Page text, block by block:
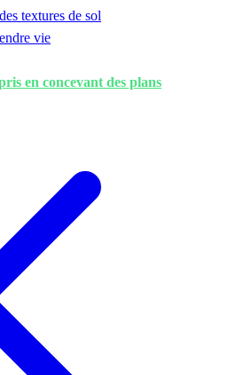
textures de sol
vie
en concevant des plans